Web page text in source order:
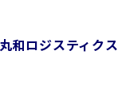
和ロジスティクス